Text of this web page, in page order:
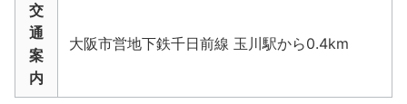
交
通
案
内
大阪市営地下鉄千日前線 玉川駅から0.4km